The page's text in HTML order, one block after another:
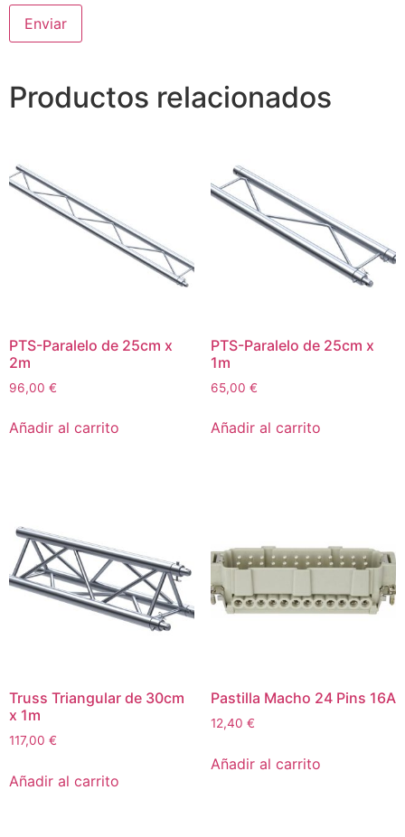
Productos relacionados
PTS-Paralelo de 25cm x
2m
96,00 €
Añadir al carrito
PTS-Paralelo de 25cm x
1m
65,00 €
Añadir al carrito
Truss Triangular de 30cm
x 1m
117,00 €
Añadir al carrito
Pastilla Macho 24 Pins 16A
12,40 €
Añadir al carrito